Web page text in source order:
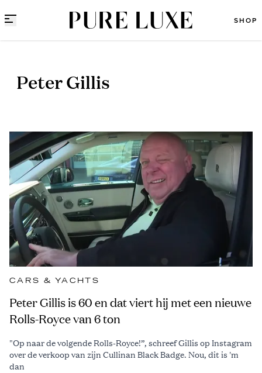
SHOP
Peter Gillis
CARS & YACHTS
Peter Gillis is 60 en dat viert hij met een nieuwe
Rolls-Royce van 6 ton
"Op naar de volgende Rolls-Royce!”, schreef Gillis op Instagram
over de verkoop van zijn Cullinan Black Badge. Nou, dit is 'm
dan